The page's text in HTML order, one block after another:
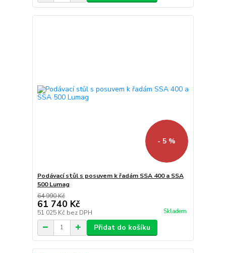
- 5 %
Podávací stůl s posuvem k řadám SSA 400 a SSA
500 Lumag
64 990 Kč
61 740 Kč
51 025 Kč bez DPH Skladem
Přidat do košíku